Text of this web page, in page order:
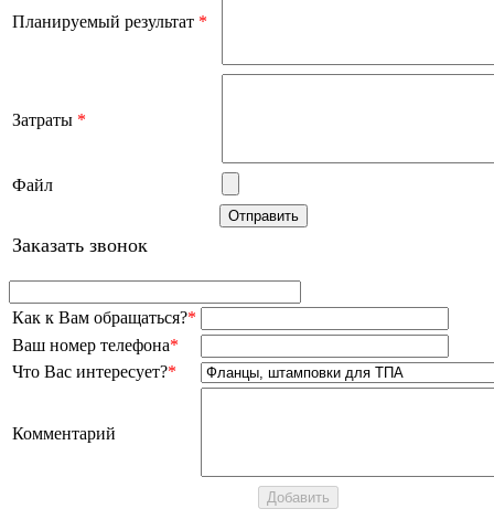
Планируемый результат *
Затраты *
Файл
Заказать звонок
Как к Вам обращаться?*
Ваш номер телефона*
Что Вас интересует?*
Комментарий